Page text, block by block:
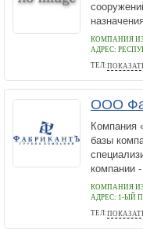
КОМПАНИЯ
АДРЕС:
ТЕЛ:7 717 27 88
ООО
Компания
базы
компании
КОМПАНИЯ
АДРЕС: 1-ЫЙ
ТЕЛ: